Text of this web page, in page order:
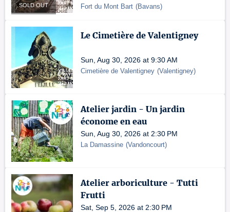
SOLD OUT Fort du Mont Bart (Bavans)
Le Cimetière de Valentigney
Sun, Aug 30, 2026 at 9:30 AM
Cimetière de Valentigney (Valentigney)
Atelier jardin - Un jardin
économe en eau
Sun, Aug 30, 2026 at 2:30 PM
La Damassine (Vandoncourt)
Atelier arboriculture - Tutti
Frutti
Sat, Sep 5, 2026 at 2:30 PM